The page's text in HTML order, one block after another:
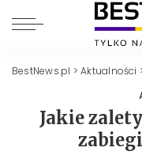
BestNews.pl >Aktualności
Jakie